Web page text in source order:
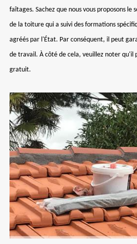
faîtages. Sachez que nous vous proposons le
de la toiture qui a suivi des formations
agréés par l'État. Par conséquent, il peut
de travail. À côté de cela, veuillez noter qu'il
gratuit.